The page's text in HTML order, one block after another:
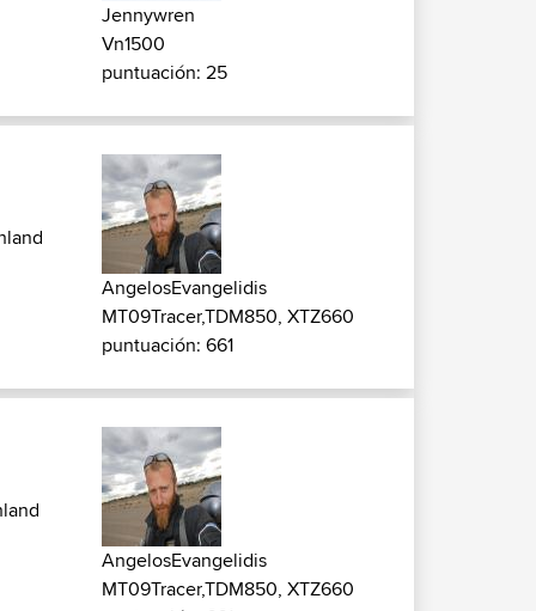
Jennywren
Vn1500
puntuación: 25
AngelosEvangelidis
MT09Tracer,TDM850, XTZ660
puntuación: 661
AngelosEvangelidis
MT09Tracer,TDM850, XTZ660